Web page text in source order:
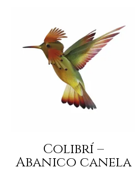
Colibrí –
Abanico canela